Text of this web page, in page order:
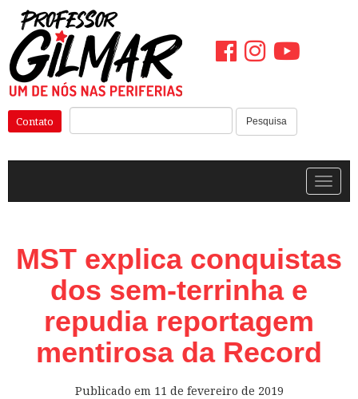
Pular
para
o
conteúdo
Pesquisa
Contato
MST explica conquistas
dos sem-terrinha e
repudia reportagem
mentirosa da Record
Publicado em 11 de fevereiro de 2019